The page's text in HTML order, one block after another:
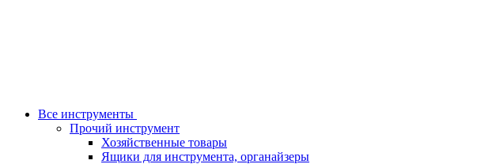
Все инструменты
Прочий инструмент
Хозяйственные товары
Ящики для инструмента, органайзеры